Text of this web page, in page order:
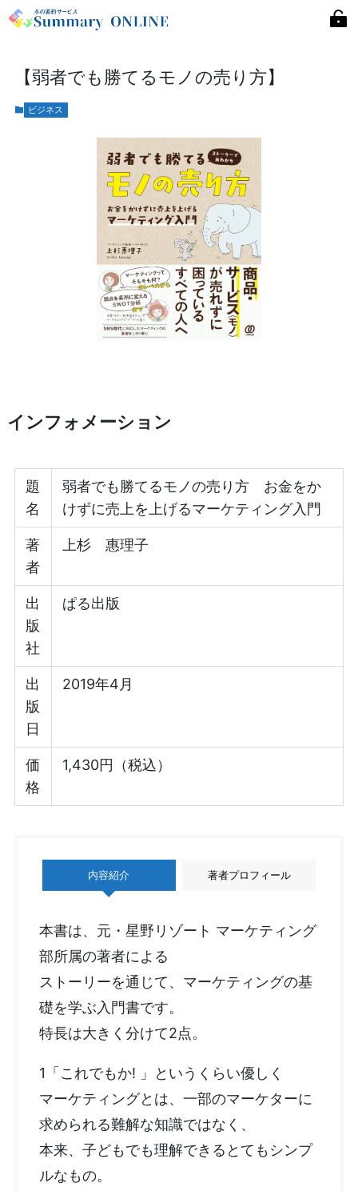
【弱者でも勝てるモノの売り方】
ビジネス
インフォメーション
題
名
弱者でも勝てるモノの売り方 お金をか
けずに売上を上げるマーケティング入門
著
者
上杉 惠理子
出
版
社
ぱる出版
出
版
日
2019年4月
価
格
1,430円（税込）
内容紹介 著者プロフィール
本書は、元・星野リゾート マーケティング
部所属の著者による
ストーリーを通じて、マーケティングの基
礎を学ぶ入門書です。
特長は大きく分けて2点。
1「これでもか! 」というくらい優しく
マーケティングとは、一部のマーケターに
求められる難解な知識ではなく、
本来、子どもでも理解できるとてもシンプ
ルなもの。